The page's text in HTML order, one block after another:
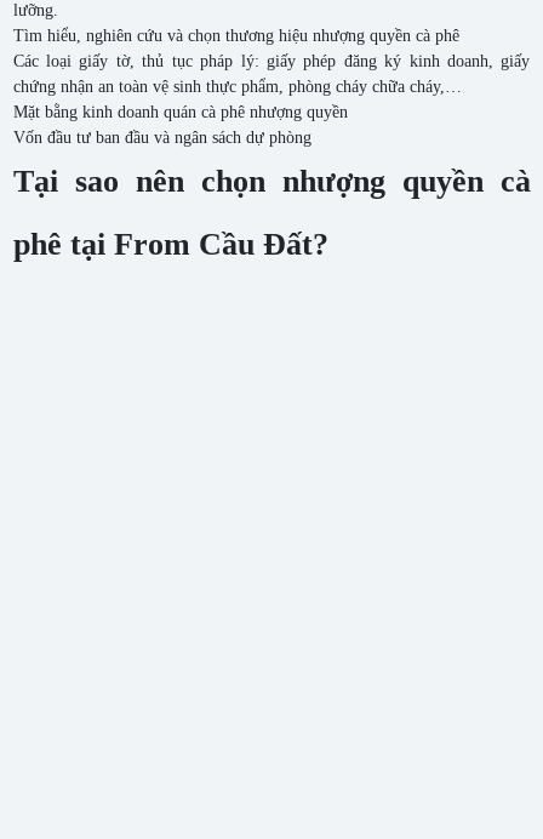
lưỡng.
Tìm hiểu, nghiên cứu và chọn thương hiệu nhượng quyền cà phê
Các loại giấy tờ, thủ tục pháp lý: giấy phép đăng ký kinh doanh, giấy
chứng nhận an toàn vệ sinh thực phẩm, phòng cháy chữa cháy,…
Mặt bằng kinh doanh quán cà phê nhượng quyền
Vốn đầu tư ban đầu và ngân sách dự phòng
Tại sao nên chọn nhượng quyền cà
phê tại From Cầu Đất?